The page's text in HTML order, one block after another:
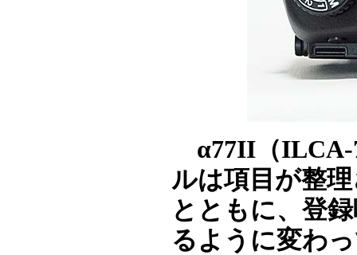
α77II（ILCA-
ルは項目が整
とともに、登
るように変わ